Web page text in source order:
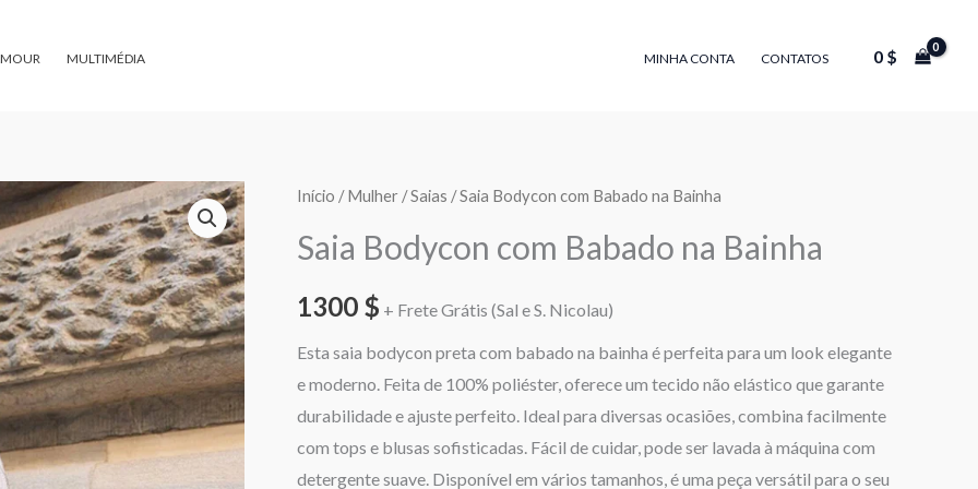
MULTIMÉDIA MINHA CONTA CONTATOS 0 $
Início /Mulher /Saias / Saia Bodycon com Babado na Bainha
Saia Bodycon com Babado na Bainha
1300 $ + Frete Grátis (Sal e S. Nicolau)
Esta saia bodycon preta com babado na bainha é perfeita para um look elegante
e moderno. Feita de 100% poliéster, oferece um tecido não elástico que garante
durabilidade e ajuste perfeito. Ideal para diversas ocasiões, combina facilmente
com tops e blusas sofisticadas. Fácil de cuidar, pode ser lavada à máquina com
detergente suave. Disponível em vários tamanhos, é uma peça versátil para o seu
Quantidade
Saia
com
Babado
na
Bainha